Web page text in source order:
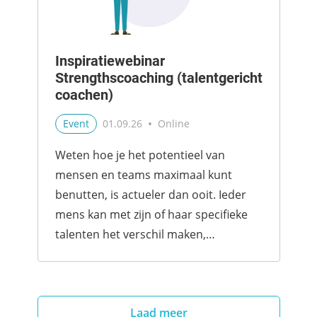
Inspiratiewebinar
Strengthscoaching (talentgericht
coachen)
Event 01.09.26 • Online
Weten hoe je het potentieel van
mensen en teams maximaal kunt
benutten, is actueler dan ooit. Ieder
mens kan met zijn of haar specifieke
talenten het verschil maken,
verschil: ze geven r...
Laad meer